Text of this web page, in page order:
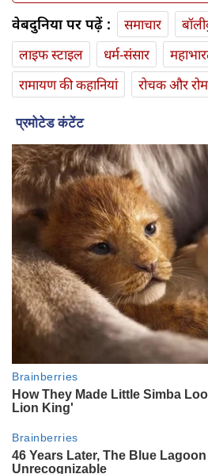
वेबदुनिया पर पढ़ें : समाचार
लाइफ स्‍टाइल
धर्म-संसार
रामायण की कहानियां
रोचक और